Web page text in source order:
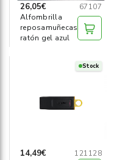
26,05€
67107
Alfombrilla
reposamuñecas
ratón gel azul
Stock
14,49€
121128